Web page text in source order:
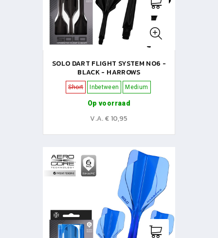
SOLO DART FLIGHT SYSTEM NO6 -
BLACK - HARROWS
Short Inbetween Medium
Op voorraad
V.A. € 10,95